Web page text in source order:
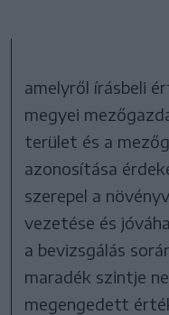
amelyről írásbeli
megyei
terület és a
azonosítása
szerepel a
vezetése és
a bevizsgálás
maradék szintje
megengedett